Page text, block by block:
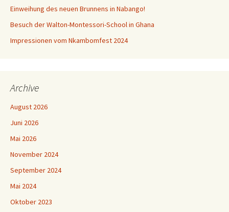
Einweihung des neuen Brunnens in Nabango!
Besuch der Walton-Montessori-School in Ghana
Impressionen vom Nkambomfest 2024
Archive
August 2026
Juni 2026
Mai 2026
November 2024
September 2024
Mai 2024
Oktober 2023